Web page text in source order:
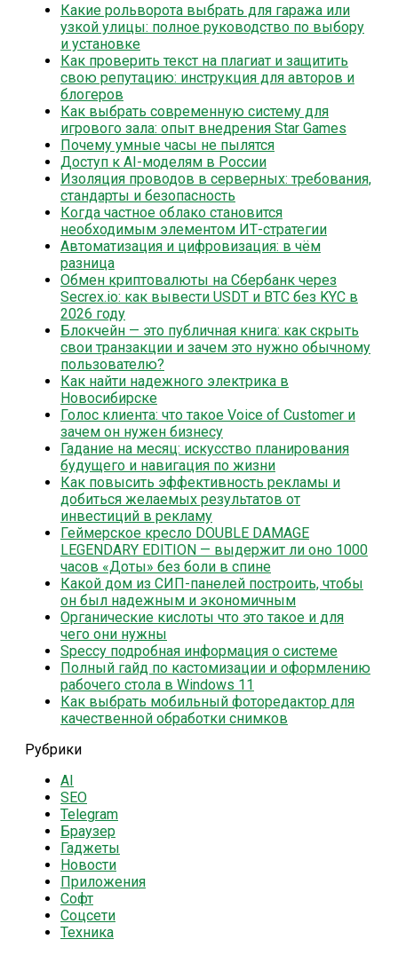
Какие рольворота выбрать для гаража или
узкой улицы: полное руководство по выбору
и установке
Как проверить текст на плагиат и защитить
свою репутацию: инструкция для авторов и
блогеров
Как выбрать современную систему для
игрового зала: опыт внедрения Star Games
Почему умные часы не пылятся
Доступ к AI-моделям в России
Изоляция проводов в серверных: требования,
стандарты и безопасность
Когда частное облако становится
необходимым элементом ИТ-стратегии
Автоматизация и цифровизация: в чём
разница
Обмен криптовалюты на Сбербанк через
Secrex.io: как вывести USDT и BTC без KYC в
2026 году
Блокчейн — это публичная книга: как скрыть
свои транзакции и зачем это нужно обычному
пользователю?
Как найти надежного электрика в
Новосибирске
Голос клиента: что такое Voice of Customer и
зачем он нужен бизнесу
Гадание на месяц: искусство планирования
будущего и навигация по жизни
Как повысить эффективность рекламы и
добиться желаемых результатов от
инвестиций в рекламу
Геймерское кресло DOUBLE DAMAGE
LEGENDARY EDITION — выдержит ли оно 1000
часов «Доты» без боли в спине
Какой дом из СИП-панелей построить, чтобы
он был надежным и экономичным
Органические кислоты что это такое и для
чего они нужны
Speccy подробная информация о системе
Полный гайд по кастомизации и оформлению
рабочего стола в Windows 11
Как выбрать мобильный фоторедактор для
качественной обработки снимков
Рубрики
AI
SEO
Telegram
Браузер
Гаджеты
Новости
Приложения
Софт
Соцсети
Техника